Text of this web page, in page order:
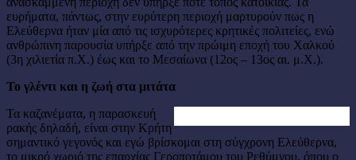
ευρήματα, πάντως, στην ευρύτερη περιοχή μαρτυρούν πως η
Ελεύθερνα ήταν μία από τις ισχυρότερες κρητικές πολιτείες, ενώ
ανθρώπινη παρουσία υπήρξε από την πρώιμη εποχή του Χαλκού
(3η χιλιετία π.Χ.) έως και το Μεσαίωνα (12ος – 13ος αι. μ.Χ.).
Το γλέντι και η ζωή στα μιτάτα
Τα καζανέματα, η παρασκευή
ρακής δηλαδή, είναι στην Κρήτη
σημαντικό γεγονός και εγώ βρίσκομαι στη σύγχρονη Ελεύθερνα,
το μικρό χωριό της επαρχίας Γεροποτάμου του Ρεθύμνου, όπου ο